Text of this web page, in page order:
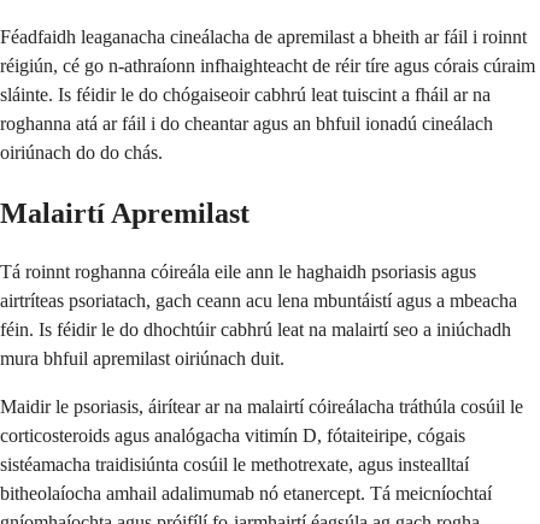
Féadfaidh leaganacha cineálacha de apremilast a bheith ar fáil i roinnt
réigiún, cé go n-athraíonn infhaighteacht de réir tíre agus córais cúraim
sláinte. Is féidir le do chógaiseoir cabhrú leat tuiscint a fháil ar na
roghanna atá ar fáil i do cheantar agus an bhfuil ionadú cineálach
oiriúnach do do chás.
Malairtí Apremilast
Tá roinnt roghanna cóireála eile ann le haghaidh psoriasis agus
airtríteas psoriatach, gach ceann acu lena mbuntáistí agus a mbeacha
féin. Is féidir le do dhochtúir cabhrú leat na malairtí seo a iniúchadh
mura bhfuil apremilast oiriúnach duit.
Maidir le psoriasis, áirítear ar na malairtí cóireálacha tráthúla cosúil le
corticosteroids agus analógacha vitimín D, fótaiteiripe, cógais
sistéamacha traidisiúnta cosúil le methotrexate, agus instealltaí
bitheolaíocha amhail adalimumab nó etanercept. Tá meicníochtaí